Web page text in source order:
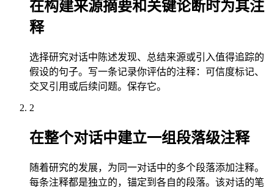
在构建来源摘要和关键论断时为其注
释
选择研究对话中陈述发现、总结来源或引入值得追踪的
假设的句子。写一条记录你评估的注释：可信度标记、
交叉引用或后续问题。保存它。
2
在整个对话中建立一组段落级注释
随着研究的发展，为同一对话中的多个段落添加注释。
每条注释都是独立的，锚定到各自的段落。该对话的笔